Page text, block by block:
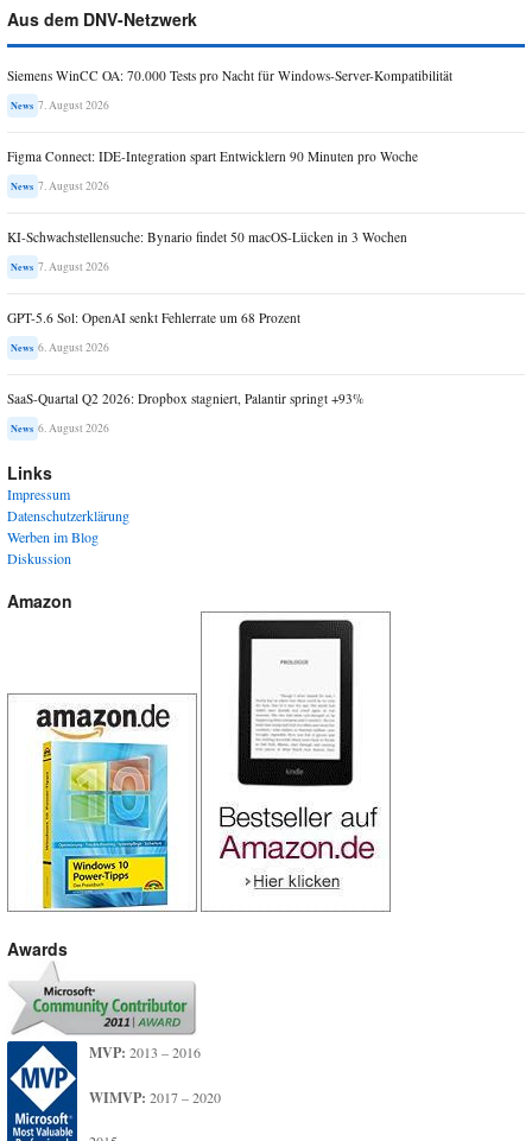
Aus dem DNV-Netzwerk
Siemens WinCC OA: 70.000 Tests pro Nacht für Windows-Server-Kompatibilität
News 7. August 2026
Figma Connect: IDE-Integration spart Entwicklern 90 Minuten pro Woche
News 7. August 2026
KI-Schwachstellensuche: Bynario findet 50 macOS-Lücken in 3 Wochen
News 7. August 2026
GPT-5.6 Sol: OpenAI senkt Fehlerrate um 68 Prozent
News 6. August 2026
SaaS-Quartal Q2 2026: Dropbox stagniert, Palantir springt +93%
News 6. August 2026
Links
Impressum
Datenschutzerklärung
Werben im Blog
Diskussion
Amazon
Awards
MVP: 2013 – 2016
WIMVP: 2017 – 2020